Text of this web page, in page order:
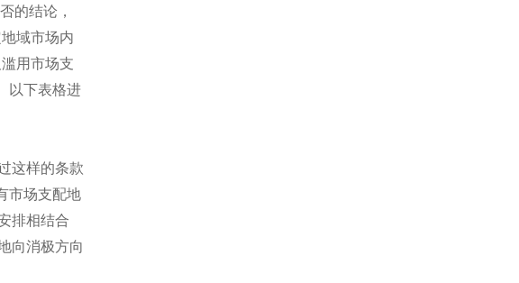
的结论，
域市场内
用市场支
以下表格进
这样的条款
市场支配地
排相结合
向消极方向